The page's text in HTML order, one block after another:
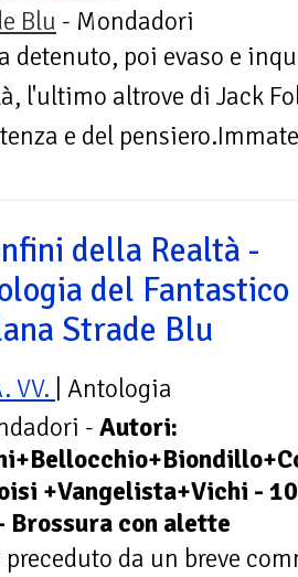
Blu - Mondadori
detenuto, poi evaso e
l'ultimo altrove di Jack
e del
della Realtà -
del Fantastico
Strade Blu
VV. | Antologia
- Autori:
+Vangelista+Vichi -
Brossura con alette
da un breve